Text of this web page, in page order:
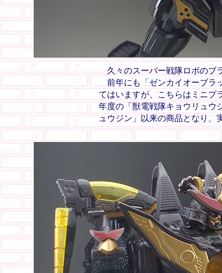
久々のスーパー戦隊ロボのブ
前年にも「ゼンカイオーブラ
てはいますが、こちらはミニプ
年度の「獣電戦隊キョウリュウ
ュウジン」以来の商品となり、